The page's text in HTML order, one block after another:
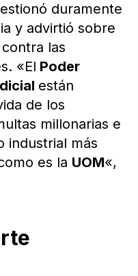
duramente
y advirtió sobre
las
«El Poder
están
de los
millonarias e
industrial más
es la UOM«,